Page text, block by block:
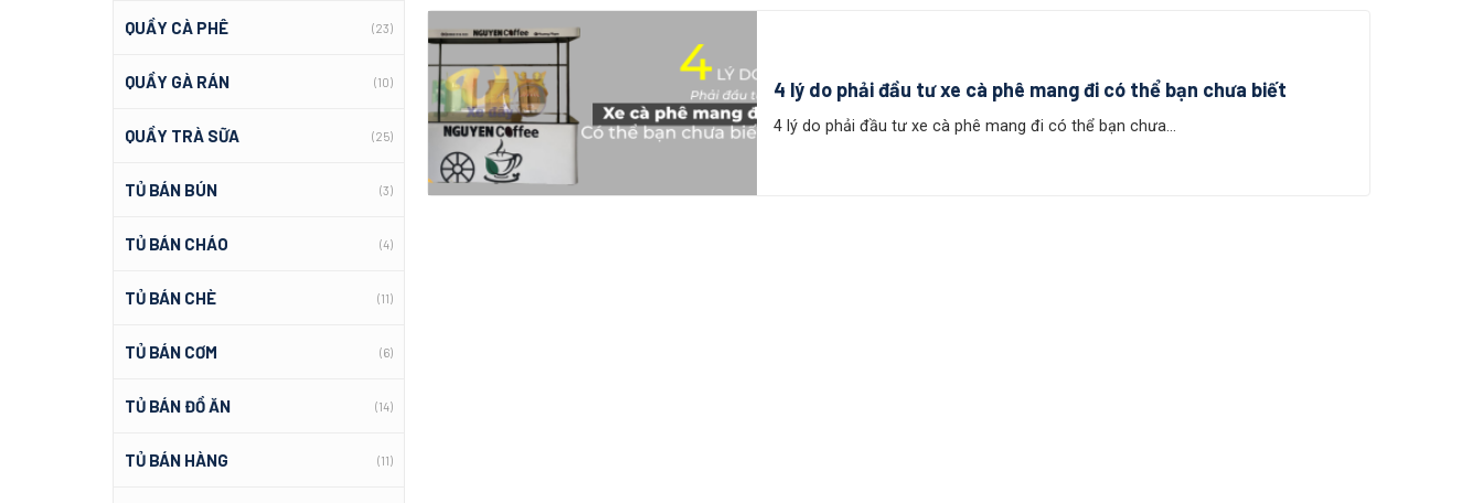
QUẦY CÀ PHÊ (23)
QUẦY GÀ RÁN (10)
QUẦY TRÀ SỮA (25)
TỦ BÁN BÚN (3)
TỦ BÁN CHÁO (4)
TỦ BÁN CHÈ (11)
TỦ BÁN CƠM (6)
TỦ BÁN ĐỒ ĂN (14)
TỦ BÁN HÀNG (11)
4 lý do phải đầu tư xe cà phê mang đi có thể bạn chưa biết
4 lý do phải đầu tư xe cà phê mang đi có thể bạn chưa...